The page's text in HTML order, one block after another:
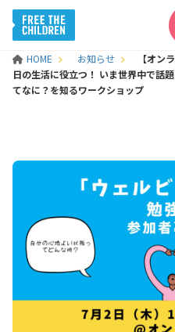
HOME お知らせ
【オン
日の生活に役立つ！ いま世界中で話
てなに？を知るワークショップ